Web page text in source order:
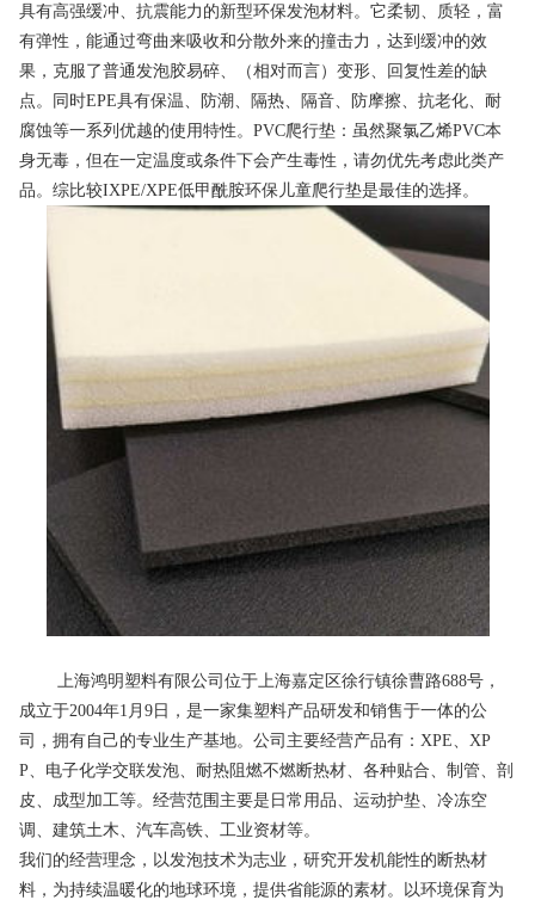
具有高强缓冲、抗震能力的新型环保发泡材料。它柔韧、质轻，富
有弹性，能通过弯曲来吸收和分散外来的撞击力，达到缓冲的效
果，克服了普通发泡胶易碎、（相对而言）变形、回复性差的缺
点。同时EPE具有保温、防潮、隔热、隔音、防摩擦、抗老化、耐
腐蚀等一系列优越的使用特性。PVC爬行垫：虽然聚氯乙烯PVC本
身无毒，但在一定温度或条件下会产生毒性，请勿优先考虑此类产
品。综比较IXPE/XPE低甲酰胺环保儿童爬行垫是最佳的选择。
上海鸿明塑料有限公司位于上海嘉定区徐行镇徐曹路688号，
成立于2004年1月9日，是一家集塑料产品研发和销售于一体的公
司，拥有自己的专业生产基地。公司主要经营产品有：XPE、XP
P、电子化学交联发泡、耐热阻燃不燃断热材、各种贴合、制管、剖
皮、成型加工等。经营范围主要是日常用品、运动护垫、冷冻空
调、建筑土木、汽车高铁、工业资材等。
我们的经营理念，以发泡技术为志业，研究开发机能性的断热材
料，为持续温暖化的地球环境，提供省能源的素材。以环境保育为